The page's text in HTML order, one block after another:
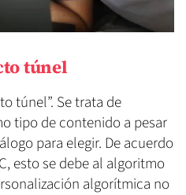
túnel
túnel”. Se trata de
tipo de contenido a pesar
para elegir. De acuerdo
esto se debe al algoritmo
algorítmica no